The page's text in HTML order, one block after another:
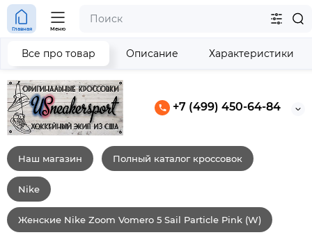
+7 (499) 450-64-84
Главная Меню
Наш магазин Полный каталог кроссовок
Nike
Женские Nike Zoom Vomero 5 Sail Particle Pink (W)
Все про товар Описание Характеристики